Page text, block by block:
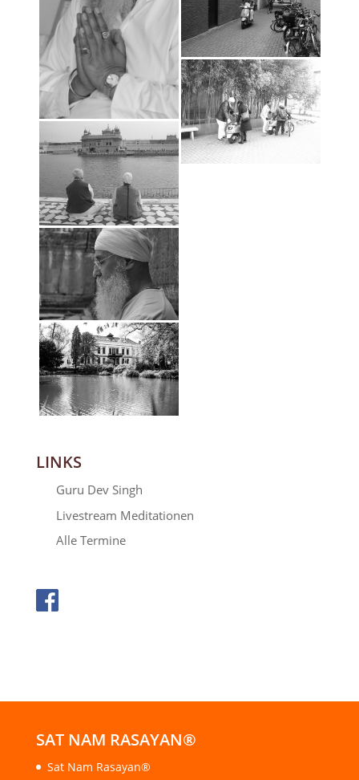
LINKS
Guru Dev Singh
Livestream Meditationen
Alle Termine
SAT NAM RASAYAN®
Sat Nam Rasayan®